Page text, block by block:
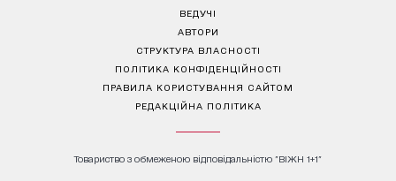
ВЕДУЧІ
АВТОРИ
СТРУКТУРА ВЛАСНОСТІ
ПОЛІТИКА КОНФІДЕНЦІЙНОСТІ
ПРАВИЛА КОРИСТУВАННЯ САЙТОМ
РЕДАКЦІЙНА ПОЛІТИКА
Товариство з обмеженою відповідальністю "ВІЖН 1+1"